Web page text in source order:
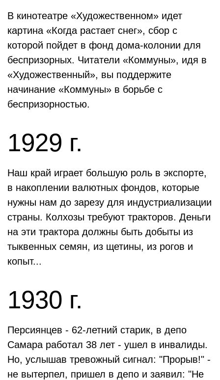
В кинотеатре «Художественном» идет
картина «Когда растает снег», сбор с
которой пойдет в фонд дома-колонии для
беспризорных. Читатели «Коммуны», идя в
«Художественный», вы поддержите
начинание «Коммуны» в борьбе с
беспризорностью.
1929 г.
Наш край играет большую роль в экспорте,
в накоплении валютных фондов, которые
нужны нам до зарезу для индустриализации
страны. Колхозы требуют тракторов. Деньги
на эти трактора должны быть добыты из
тыквенных семян, из щетины, из рогов и
копыт...
1930 г.
Персиянцев - 62-летний старик, в депо
Самара работал 38 лет - ушел в инвалиды.
Но, услышав тревожный сигнал: "Прорыв!" -
не вытерпел, пришел в депо и заявил: "Не